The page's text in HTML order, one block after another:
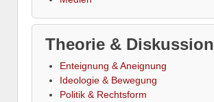
Theorie & Diskussion
Enteignung & Aneignung
Ideologie & Bewegung
Politik & Rechtsform